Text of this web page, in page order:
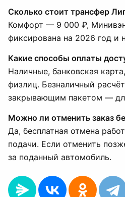
Сколько стоит трансфер
Комфорт — 9 000 ₽,
фиксирована на 2026 год и
Какие способы оплаты
Наличные, банковская
физлиц. Безналичный
закрывающим пакетом —
Можно ли отменить заказ
Да, бесплатная отмена
подачи. Если отменить
за поданный автомобиль.